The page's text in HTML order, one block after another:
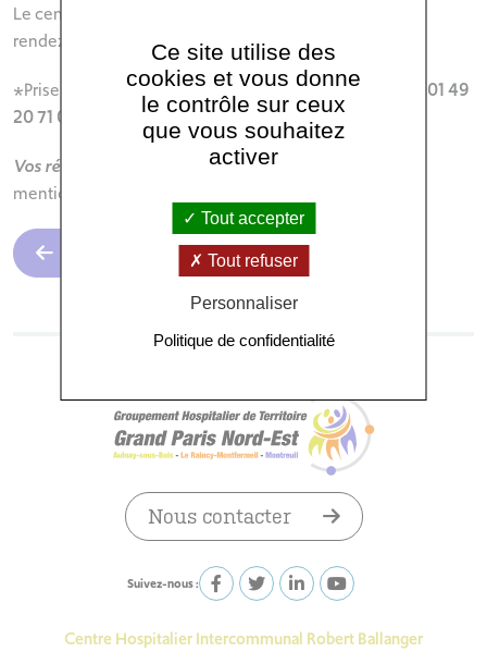
Le centre de prélèvement vous accueille
rendez-vous* du
lundi au vendredi
7h30 à 16h30
*Prise de rendez-vous disponible sur DOCTOLIB
01 49
20 71 00
Vos résultats
: Ils vous seront transmis à l’adresse mail
mentionnée dans votre dossier
Suivez-nous :
Nous contacter
Centre Hospitalier Intercommunal Robert Ballanger
Ce site utilise des
cookies et vous donne
le contrôle sur ceux
que vous souhaitez
activer
Tout accepter
Tout refuser
Personnaliser
Politique de confidentialité